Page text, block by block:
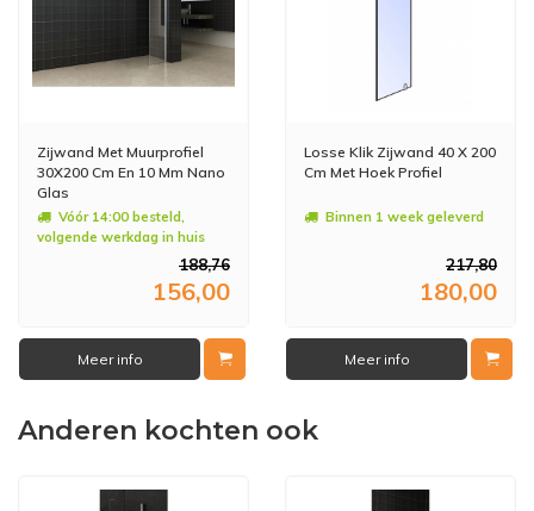
Zijwand Met Muurprofiel
30X200 Cm En 10 Mm Nano
Glas
Vóór 14:00 besteld,
volgende werkdag in huis
188,76
156,00
Meer info
Losse Klik Zijwand 40 X 200
Cm Met Hoek Profiel
Binnen 1 week geleverd
217,80
180,00
Meer info
Anderen kochten ook